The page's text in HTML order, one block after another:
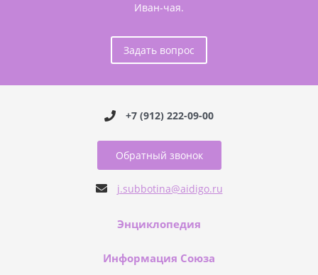
Иван-чая.
Задать вопрос
+7 (912) 222-09-00
Обратный звонок
j.subbotina@aidigo.ru
Энциклопедия
Информация Союза